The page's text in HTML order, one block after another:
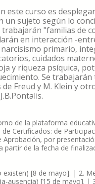
este curso es
un sujeto según lo
"familias de
en interacción -
primario,
cuidados
y riqueza psíquica,
Se trabajarán
Freud y M. Klein y
de la plataforma
Certificados: de
Aprobación, por
de la fecha de
existen) [8 de mayo]. | 2.
ausencia) [15 de mayo]. |